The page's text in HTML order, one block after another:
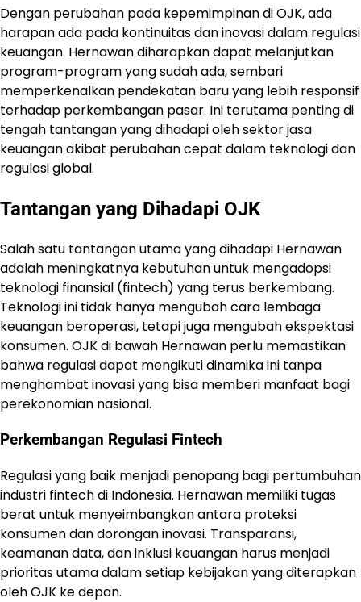
Dengan perubahan pada kepemimpinan di OJK, ada
harapan ada pada kontinuitas dan inovasi dalam regulasi
keuangan. Hernawan diharapkan dapat melanjutkan
program-program yang sudah ada, sembari
memperkenalkan pendekatan baru yang lebih responsif
terhadap perkembangan pasar. Ini terutama penting di
tengah tantangan yang dihadapi oleh sektor jasa
keuangan akibat perubahan cepat dalam teknologi dan
regulasi global.
Tantangan yang Dihadapi OJK
Salah satu tantangan utama yang dihadapi Hernawan
adalah meningkatnya kebutuhan untuk mengadopsi
teknologi finansial (fintech) yang terus berkembang.
Teknologi ini tidak hanya mengubah cara lembaga
keuangan beroperasi, tetapi juga mengubah ekspektasi
konsumen. OJK di bawah Hernawan perlu memastikan
bahwa regulasi dapat mengikuti dinamika ini tanpa
menghambat inovasi yang bisa memberi manfaat bagi
perekonomian nasional.
Perkembangan Regulasi Fintech
Regulasi yang baik menjadi penopang bagi pertumbuhan
industri fintech di Indonesia. Hernawan memiliki tugas
berat untuk menyeimbangkan antara proteksi
konsumen dan dorongan inovasi. Transparansi,
keamanan data, dan inklusi keuangan harus menjadi
prioritas utama dalam setiap kebijakan yang diterapkan
oleh OJK ke depan.